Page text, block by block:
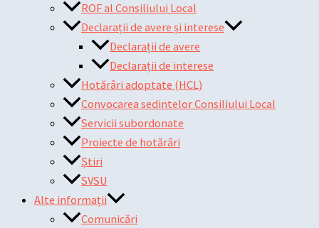
ROF al Consiliului Local
Declarații de avere și interese
Declarații de avere
Declarații de interese
Hotărâri adoptate (HCL)
Convocarea sedintelor Consiliului Local
Servicii subordonate
Proiecte de hotărâri
Știri
SVSU
Alte informații
Comunicări